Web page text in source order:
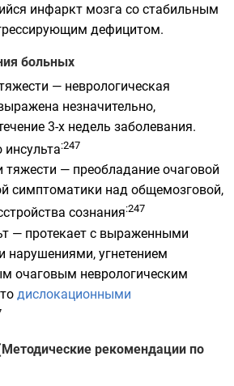
инфаркт мозга со стабильным
дефицитом.
больных
— неврологическая
незначительно,
3-х недель заболевания.
инсульта:247
тяжести — преобладание очаговой
симптоматики над общемозговой,
сознания:247
— протекает с выраженными
угнетением
очаговым неврологическим
дислокационными
рекомендации по